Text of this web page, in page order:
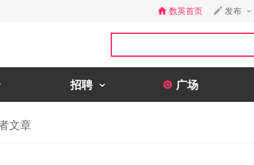
数英首页 发布
招聘 广场
文章